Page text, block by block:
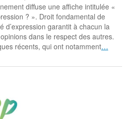
« Parcours d’exils
»
Recyclivre
médias
de l’info
délégué.es
BAFD
diffuse une affiche intitulée «
? ». Droit fondamental de
d’expression garantit à chacun la
dans le respect des autres.
récents, qui ont notamment…